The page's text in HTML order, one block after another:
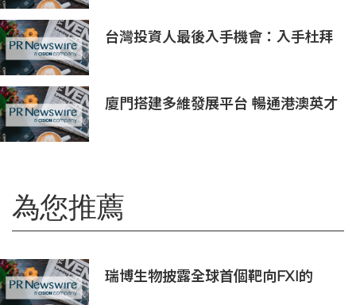
Security Level 2 工控網路安全證書
台灣投資人最後入手機會：入手杜拜
廈門搭建多維發展平台 暢通港澳英才
為您推薦
瑞博生物披露全球首個靶向FXI的